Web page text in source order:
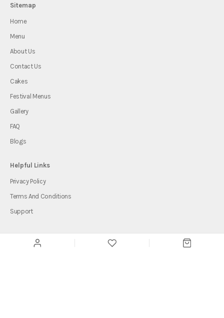
Sitemap
Home
Menu
About Us
Contact Us
Cakes
Festival Menus
Gallery
FAQ
Blogs
Helpful Links
Privacy Policy
Terms And Conditions
Support